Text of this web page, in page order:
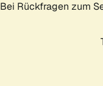
Bei Rückfragen zum